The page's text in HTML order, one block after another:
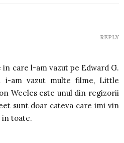
care l-am vazut pe Edward G.
i-am vazut multe filme, Little
Weeles este unul din regizorii
sunt doar cateva care imi vin
in toate.
REPLY